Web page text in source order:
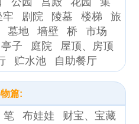
牢 剧院 陵墓 楼梯
旅
墓地 墙壁 桥
市场
亭子 庭院
屋顶、房顶
贮水池 自助餐厅
篇:
笔 布娃娃
财宝、宝藏